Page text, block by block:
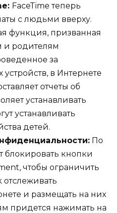
FaceTime теперь
с людьми вверху.
функция, призванная
и родителям
за
в Интернете
отчеты об
устанавливать
устанавливать
детей.
По
блокировать кнопки
чтобы ограничить
и размещать на них
придется нажимать на